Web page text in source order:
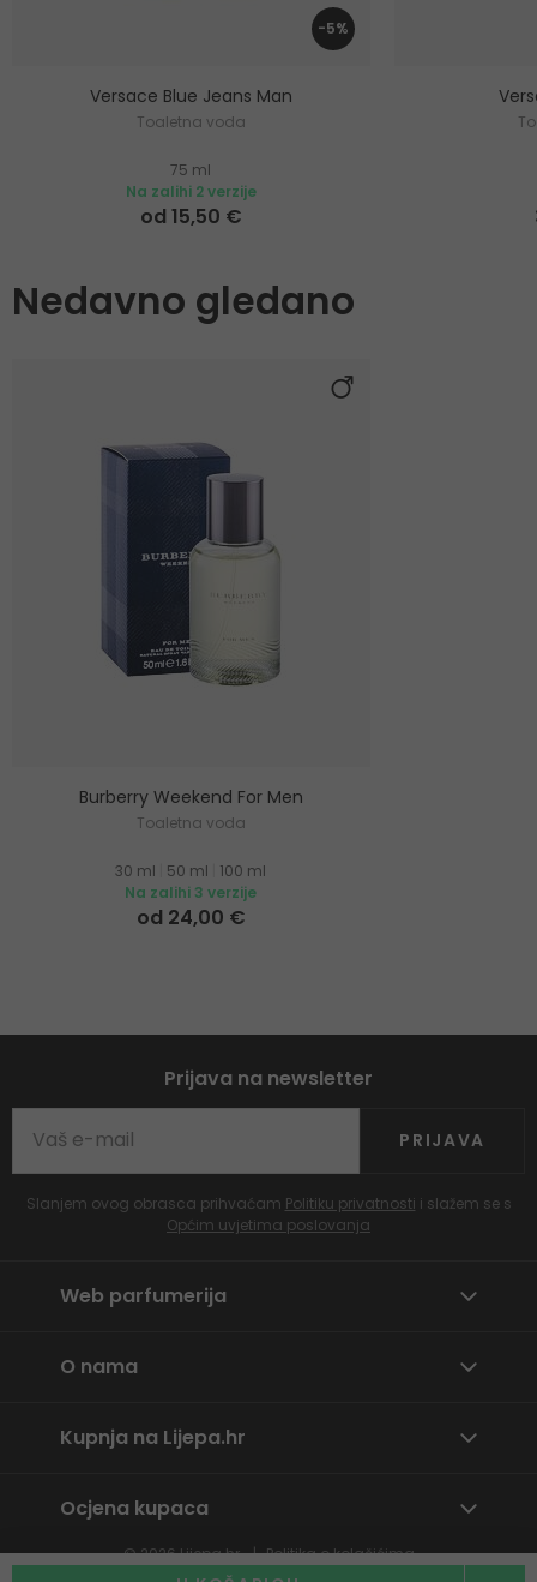
-5%
Versace Blue Jeans Man
Toaletna voda
75 ml
Na zalihi 2 verzije
od 15,50 €
Nedavno gledano
Burberry Weekend For Men
Toaletna voda
30 ml 50 ml
100 ml
Na zalihi 3 verzije
od 24,00 €
Prijava na newsletter
PRIJAVA
Slanjem ovog obrasca prihvaćam Politiku privatnosti i slažem se s
Općim uvjetima poslovanja
Web parfumerija
O nama
Kupnja na Lijepa.hr
Ocjena kupaca
© 2026Lijepa.hr
Politika o kolačićima
Prijavite neprikladan sadržaj